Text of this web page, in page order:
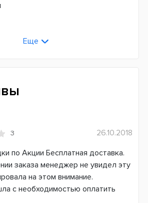
Cross Action 16 °C
Professional Care, Trizone)
Professional Care, Trizone)
(PRO, Triumph)
PRO 2
(Smart 4)
Принцесса)
Еще
3
26.10.2018
по Акции Бесплатная доставка.
заказа менеджер не увидел эту
на этом внимание.
с необходимостью оплатить